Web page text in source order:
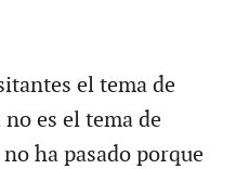
el tema de
es el tema de
ha pasado porque